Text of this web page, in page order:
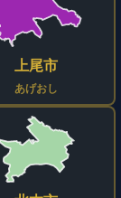
上尾市
あげおし